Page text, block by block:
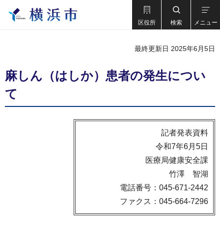
区役所 検索 メニュー
最終更新日 2025年6月5日
麻しん（はしか）患者の発生につい
て
記者発表資料
令和7年6月5日
医療局健康安全課
竹澤 智湖
電話番号：045-671-2442
ファクス：045-664-7296